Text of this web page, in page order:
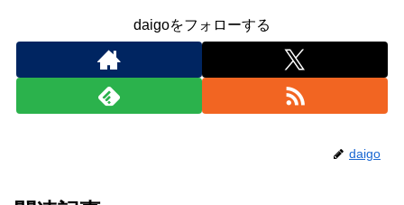
daigoをフォローする
daigo